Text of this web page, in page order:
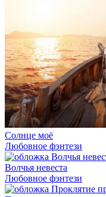
Солнце моё
Любовное фэнтези
Волчья невеста
Любовное фэнтези